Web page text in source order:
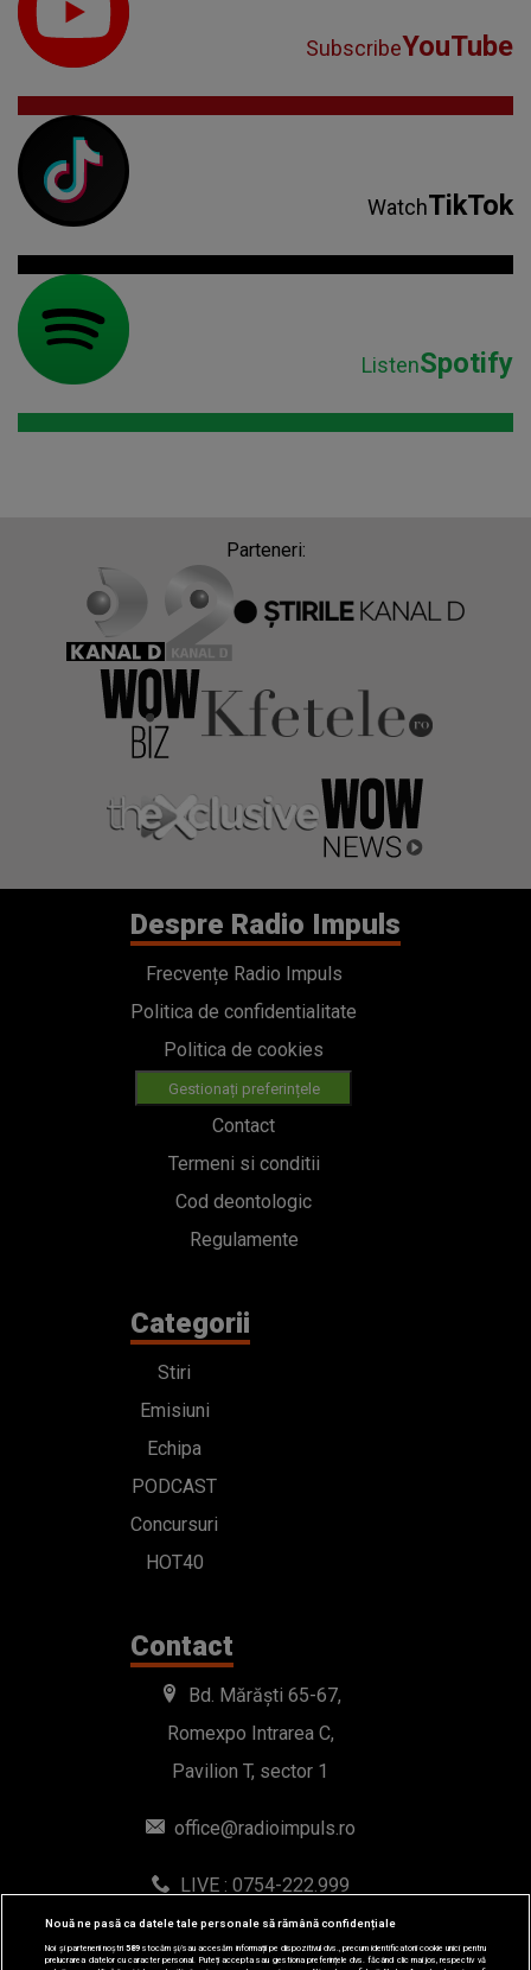
SubscribeYouTube
WatchTikTok
ListenSpotify
Parteneri:
Despre Radio Impuls
Frecvențe Radio Impuls
Politica de confidentialitate
Politica de cookies
Gestionați preferințele
Contact
Termeni si conditii
Cod deontologic
Regulamente
Categorii
Stiri
Emisiuni
Echipa
PODCAST
Concursuri
HOT40
Contact
Bd. Mărăști 65-67,
Romexpo Intrarea C,
Pavilion T, sector 1
office@radioimpuls.ro
LIVE : 0754-222.999
WhatsApp: 0754-222.999
Nouă ne pasă ca datele tale personale să rămână confidențiale
Noi și partenerii noștri589stocăm și/sau accesăm informații pe dispozitivul dvs., precum identificatorii cookie unici pentru
prelucrarea datelor cu caracter personal. Puteți accepta sau gestiona preferințele dvs. făcând clic mai jos, respectiv vă